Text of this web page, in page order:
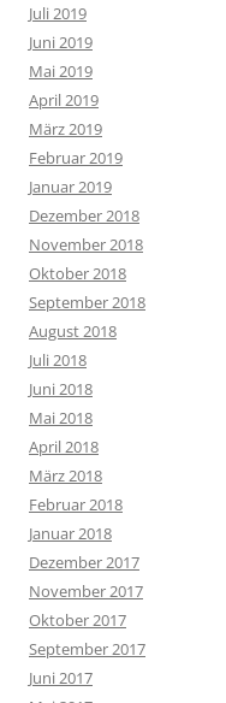
Juli 2019
Juni 2019
Mai 2019
April 2019
März 2019
Februar 2019
Januar 2019
Dezember 2018
November 2018
Oktober 2018
September 2018
August 2018
Juli 2018
Juni 2018
Mai 2018
April 2018
März 2018
Februar 2018
Januar 2018
Dezember 2017
November 2017
Oktober 2017
September 2017
Juni 2017